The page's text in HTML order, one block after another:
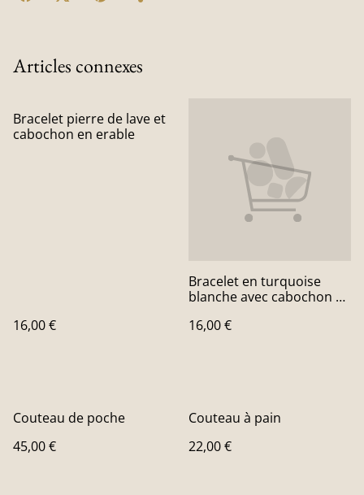
Articles connexes
Bracelet pierre de lave et
cabochon en erable
16,00 €
Bracelet en turquoise
blanche avec cabochon en
16,00 €
Couteau de poche
45,00 €
Couteau à pain
22,00 €